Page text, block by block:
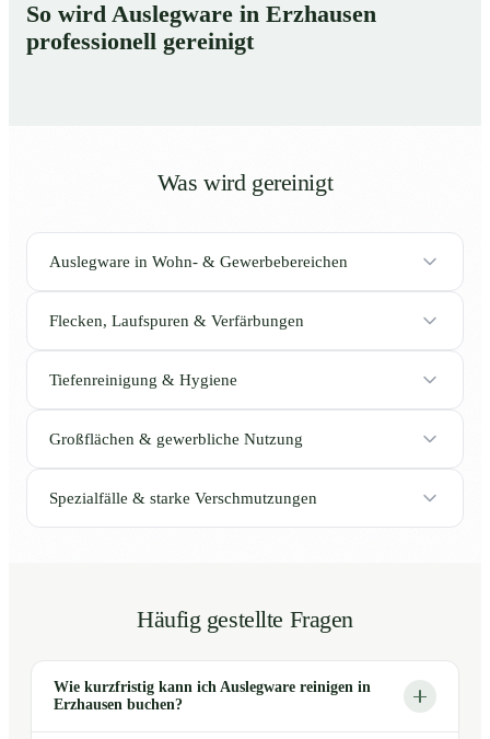
So wird Auslegware in Erzhausen
professionell gereinigt
Was wird gereinigt
Auslegware in Wohn- & Gewerbebereichen
Flecken, Laufspuren & Verfärbungen
Tiefenreinigung & Hygiene
Großflächen & gewerbliche Nutzung
Spezialfälle & starke Verschmutzungen
Häufig gestellte Fragen
Wie kurzfristig kann ich Auslegware reinigen in
Erzhausen buchen?